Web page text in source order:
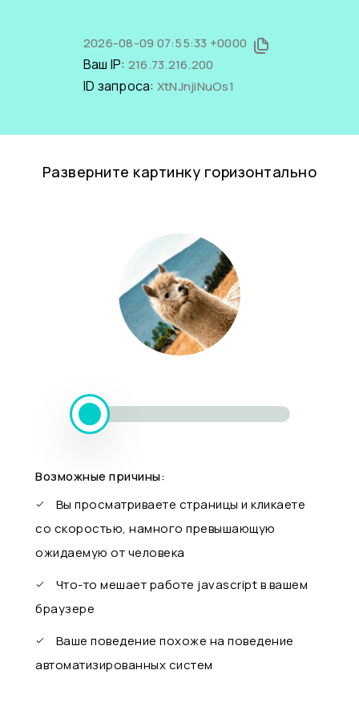
2026-08-09 07:55:33 +0000
Ваш IP: 216.73.216.200
ID запроса: XtNJnjiNuOs1
Разверните картинку горизонтально
Возможные причины:
Вы просматриваете страницы и кликаете
со скоростью, намного превышающую
ожидаемую от человека
Что-то мешает работе javascript в вашем
браузере
Ваше поведение похоже на поведение
автоматизированных систем